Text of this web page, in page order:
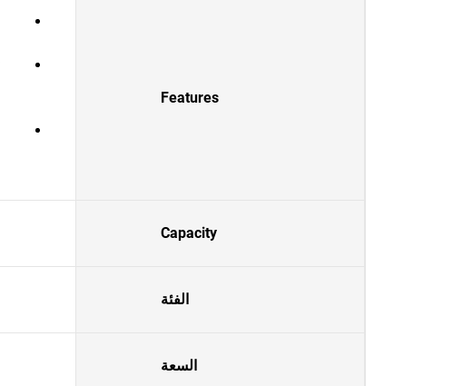
Features
Capacity
الفئة
السعة